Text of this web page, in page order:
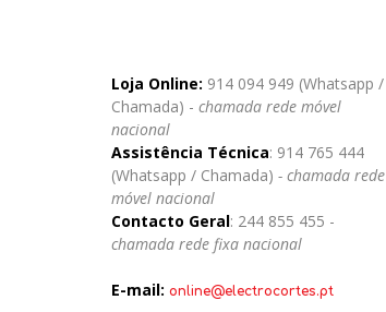
Loja Online: 914 094 949 (Whatsapp /
Chamada) - chamada rede móvel
nacional
Assistência Técnica: 914 765 444
(Whatsapp / Chamada) - chamada rede
móvel nacional
Contacto Geral: 244 855 455 -
chamada rede fixa nacional
E-mail: online@electrocortes.pt